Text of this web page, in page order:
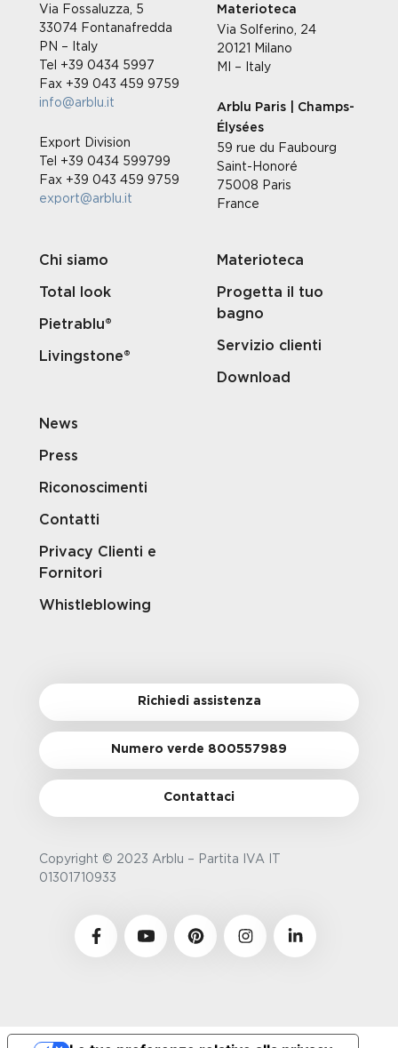
Via Fossaluzza, 5
33074 Fontanafredda
PN – Italy
Tel +39 0434 5997
Fax +39 043 459 9759
info@arblu.it
Export Division
Tel +39 0434 599799
Fax +39 043 459 9759
export@arblu.it
Materioteca
Via Solferino, 24
20121 Milano
MI – Italy
Arblu Paris | Champs-
Élysées
59 rue du Faubourg
Saint-Honoré
75008 Paris
France
Chi siamo
Total look
Pietrablu®
Livingstone®
Materioteca
Progetta il tuo
bagno
Servizio clienti
Download
News
Press
Riconoscimenti
Contatti
Privacy Clienti e
Fornitori
Whistleblowing
Richiedi assistenza
Numero verde 800557989
Contattaci
Copyright © 2023 Arblu – Partita IVA IT
01301710933